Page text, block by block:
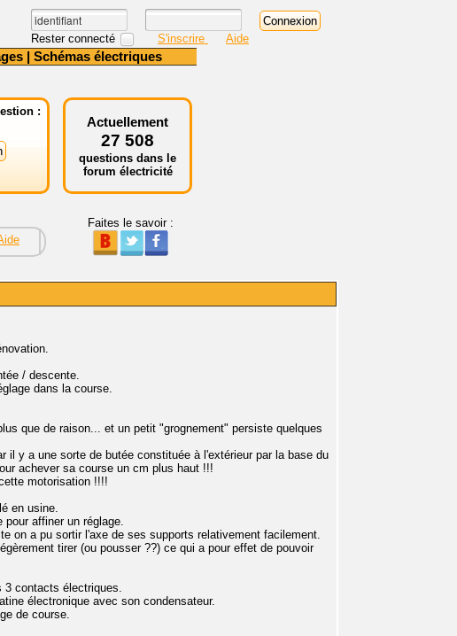
Rester connecté S'inscrire Aide
| Schémas électriques
:
Actuellement
27 508
questions dans le
forum électricité
Faites le savoir :
/ descente.
dans la course.
que de raison... et un petit "grognement" persiste quelques
y a une sorte de butée constituée à l'extérieur par la base du
achever sa course un cm plus haut !!!
motorisation !!!!
en usine.
affiner un réglage.
on a pu sortir l'axe de ses supports relativement facilement.
tirer (ou pousser ??) ce qui a pour effet de pouvoir
3 contacts électriques.
électronique avec son condensateur.
de course.